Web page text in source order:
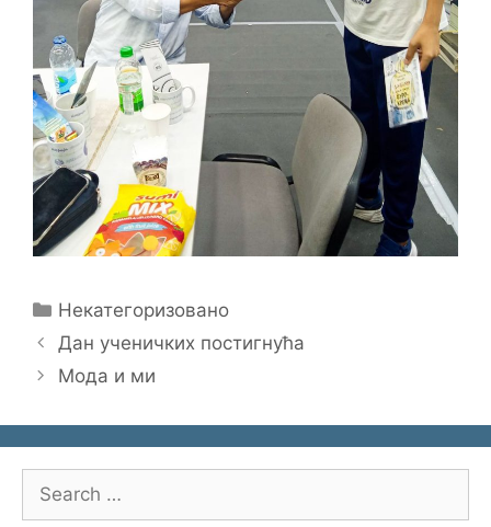
Categories
Некатегоризовано
Дан ученичких постигнућа
Мода и ми
for: